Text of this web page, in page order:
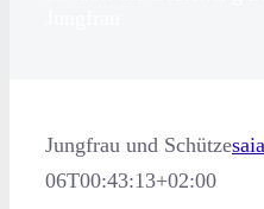
Jungfrau und Schütze
06T00:43:13+02:00